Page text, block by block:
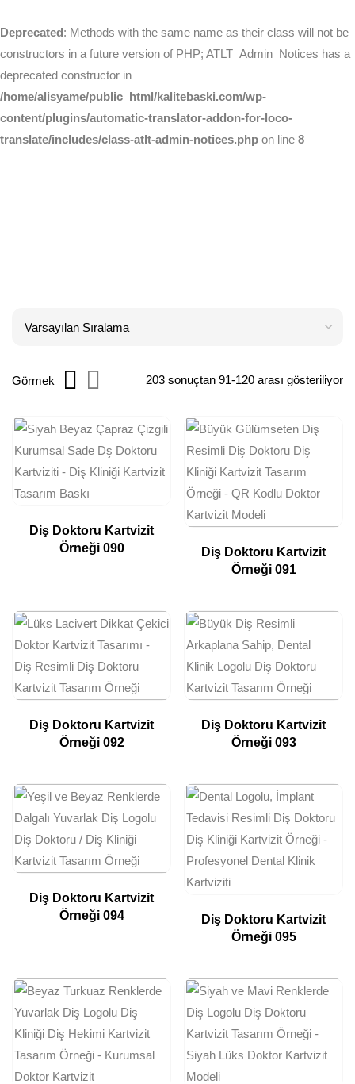
Deprecated: Methods with the same name as their class will not be
constructors in a future version of PHP; ATLT_Admin_Notices has a
deprecated constructor in
/home/alisyame/public_html/kalitebaski.com/wp-
content/plugins/automatic-translator-addon-for-loco-
translate/includes/class-atlt-admin-notices.php on line 8
203 sonuçtan 91-120 arası gösteriliyor
Görmek
Diş Doktoru Kartvizit
Örneği 090
Diş Doktoru Kartvizit
Örneği 091
Diş Doktoru Kartvizit
Örneği 092
Diş Doktoru Kartvizit
Örneği 093
Diş Doktoru Kartvizit
Örneği 094
Diş Doktoru Kartvizit
Örneği 095